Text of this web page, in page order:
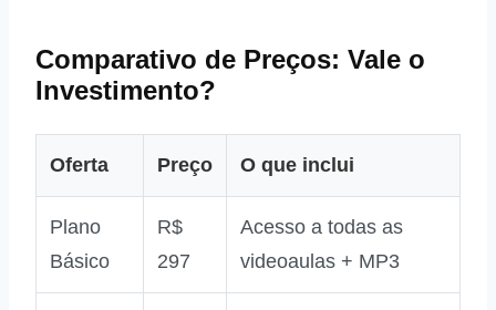
Comparativo de Preços: Vale o
Investimento?
Oferta Preço O que inclui
Plano
Básico
R$
297
Acesso a todas as
videoaulas + MP3